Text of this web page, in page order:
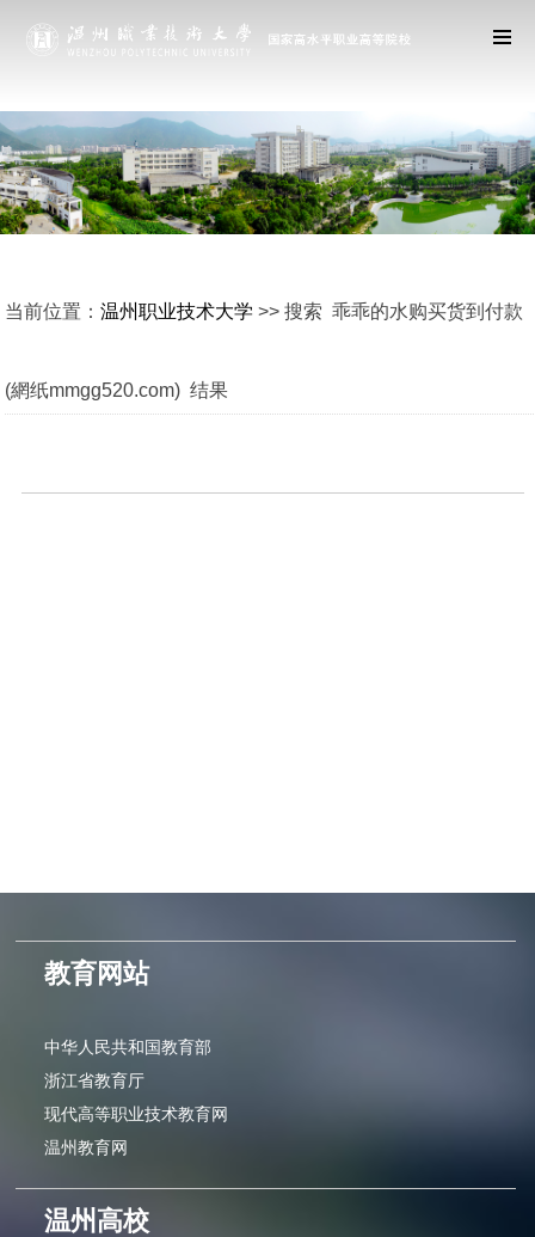
当前位置：温州职业技术大学 >> 搜索 乖乖的水购买货到付款
(網纸mmgg520.com) 结果
教育网站
中华人民共和国教育部
浙江省教育厅
现代高等职业技术教育网
温州教育网
温州高校